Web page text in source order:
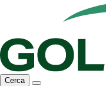
Cerca